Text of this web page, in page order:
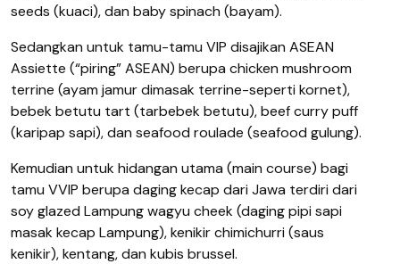
seeds (kuaci), dan baby spinach (bayam).
Sedangkan untuk tamu-tamu VIP disajikan ASEAN
Assiette (“piring” ASEAN) berupa chicken mushroom
terrine (ayam jamur dimasak terrine-seperti kornet),
bebek betutu tart (tarbebek betutu), beef curry puff
(karipap sapi), dan seafood roulade (seafood gulung).
Kemudian untuk hidangan utama (main course) bagi
tamu VVIP berupa daging kecap dari Jawa terdiri dari
soy glazed Lampung wagyu cheek (daging pipi sapi
masak kecap Lampung), kenikir chimichurri (saus
kenikir), kentang, dan kubis brussel.